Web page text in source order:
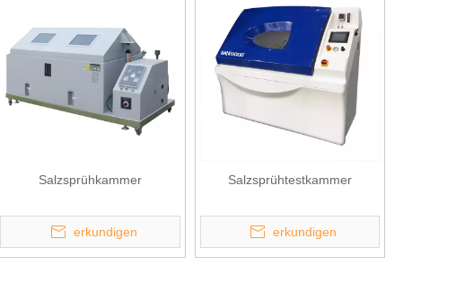
Salzsprühkammer
erkundigen
Salzsprühtestkammer
erkundigen